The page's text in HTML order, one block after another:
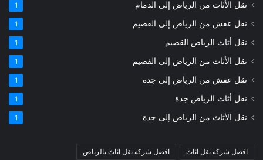
نقل الأثاث من الرياض إلى الدمام 1
نقل عفش من الرياض إلى القصيم 1
نقل أثاث الرياض القصيم 1
نقل الأثاث من الرياض إلى القصيم 1
نقل عفش من الرياض إلى جدة 1
نقل أثاث الرياض جدة 1
نقل الأثاث من الرياض إلى جدة 1
افضل شركة نقل اثاث افضل شركة نقل اثاث بالرياض